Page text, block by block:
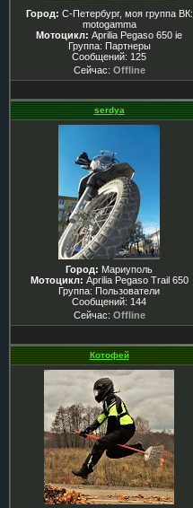
Город: С-Петербург, моя группа ВК:
motogamma
Мотоцикл: Aprilia Pegaso 650 ie
Группа: Партнеры
Сообщений: 125
Сейчас: Offline
serdya
Город: Мариуполь
Мотоцикл: Aprilia Pegaso Trail 650
Группа: Пользователи
Сообщений: 144
Сейчас: Offline
Котофей